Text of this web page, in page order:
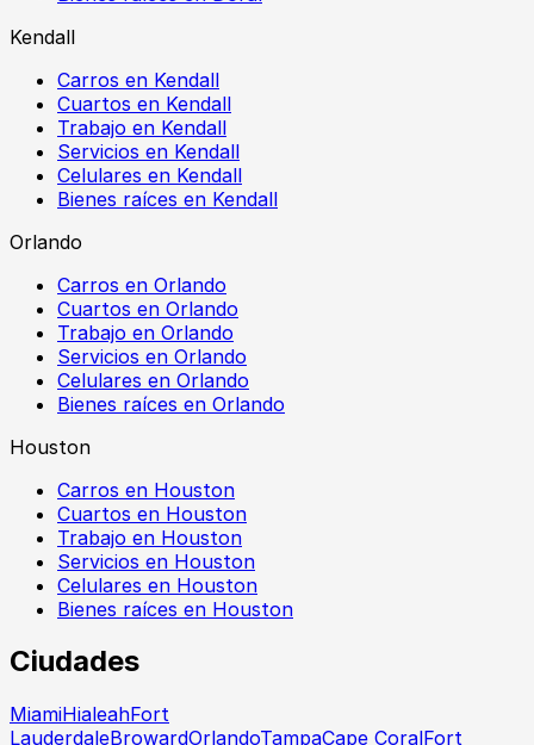
Kendall
Carros en Kendall
Cuartos en Kendall
Trabajo en Kendall
Servicios en Kendall
Celulares en Kendall
Bienes raíces en Kendall
Orlando
Carros en Orlando
Cuartos en Orlando
Trabajo en Orlando
Servicios en Orlando
Celulares en Orlando
Bienes raíces en Orlando
Houston
Carros en Houston
Cuartos en Houston
Trabajo en Houston
Servicios en Houston
Celulares en Houston
Bienes raíces en Houston
Ciudades
MiamiHialeahFort
LauderdaleBrowardOrlandoTampaCape CoralFort